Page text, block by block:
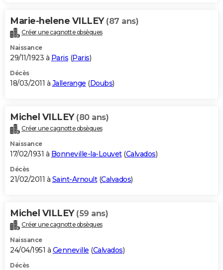
Marie-helene VILLEY (87 ans)
Créer une cagnotte obsèques
Naissance
29/11/1923 à Paris (Paris)
Décès
18/03/2011 à Jallerange (Doubs)
Michel VILLEY (80 ans)
Créer une cagnotte obsèques
Naissance
17/02/1931 à Bonneville-la-Louvet(Calvados)
Décès
21/02/2011 à Saint-Arnoult(Calvados)
Michel VILLEY (59 ans)
Créer une cagnotte obsèques
Naissance
24/04/1951 à Genneville (Calvados)
Décès